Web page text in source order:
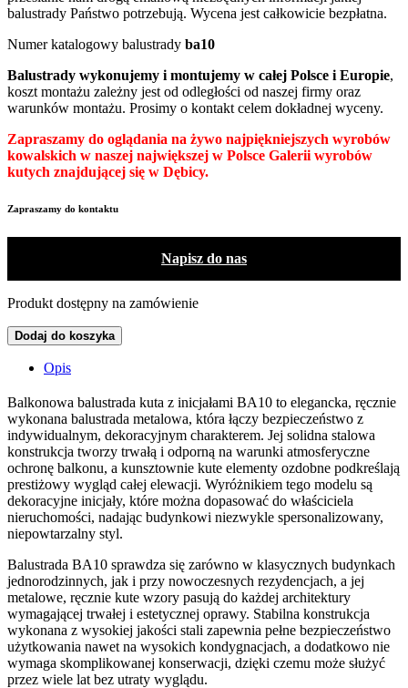
balustrady Państwo potrzebują. Wycena jest całkowicie bezpłatna.
Numer katalogowy balustrady ba10
Balustrady wykonujemy i montujemy w całej Polsce i Europie,
koszt montażu zależny jest od odległości od naszej firmy oraz
warunków montażu. Prosimy o kontakt celem dokładnej wyceny.
Zapraszamy do oglądania na żywo najpiękniejszych wyrobów
kowalskich w naszej największej w Polsce Galerii wyrobów
kutych znajdującej się w Dębicy.
Zapraszamy do kontaktu
Napisz do nas
Produkt dostępny na zamówienie
Dodaj do koszyka
Opis
Balkonowa balustrada kuta z inicjałami BA10 to elegancka, ręcznie
wykonana balustrada metalowa, która łączy bezpieczeństwo z
indywidualnym, dekoracyjnym charakterem. Jej solidna stalowa
konstrukcja tworzy trwałą i odporną na warunki atmosferyczne
ochronę balkonu, a kunsztownie kute elementy ozdobne podkreślają
prestiżowy wygląd całej elewacji. Wyróżnikiem tego modelu są
dekoracyjne inicjały, które można dopasować do właściciela
nieruchomości, nadając budynkowi niezwykle spersonalizowany,
niepowtarzalny styl.
Balustrada BA10 sprawdza się zarówno w klasycznych budynkach
jednorodzinnych, jak i przy nowoczesnych rezydencjach, a jej
metalowe, ręcznie kute wzory pasują do każdej architektury
wymagającej trwałej i estetycznej oprawy. Stabilna konstrukcja
wykonana z wysokiej jakości stali zapewnia pełne bezpieczeństwo
użytkowania nawet na wysokich kondygnacjach, a dodatkowo nie
wymaga skomplikowanej konserwacji, dzięki czemu może służyć
przez wiele lat bez utraty wyglądu.